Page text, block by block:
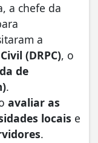
a chefe da
a
(DRPC), o
de
.
avaliar as
locais e
.